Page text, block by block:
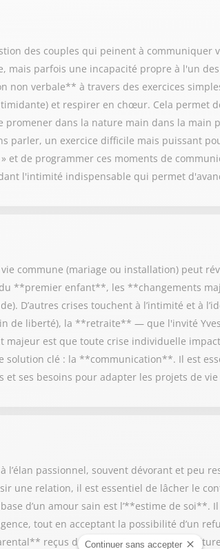
des couples qui peinent à
mais parfois une incapacité propre à l'un
non verbale** à travers des exercices
et respirer en chœur. Cela permet
promener dans la nature main dans la
parler, un exercice difficile mais puissant
et de programmer ces moments de
l'intimité indispensable qui permet
commune (mariage ou installation) peut
du **premier enfant**, les **changements
D’autres crises touchent à l’intimité et à
de liberté), la **retraite** — que l'invité
est que toute crise individuelle
solution clé : la **communication**. Il est
et ses besoins pour adapter les projets de
l’élan passionnel, souvent dévorant et peu
une relation, il est essentiel de lâcher le
d’un amour sain est l’**estime de
tout en acceptant la possibilité d’un
reçus durant l’enfance. 2. **La